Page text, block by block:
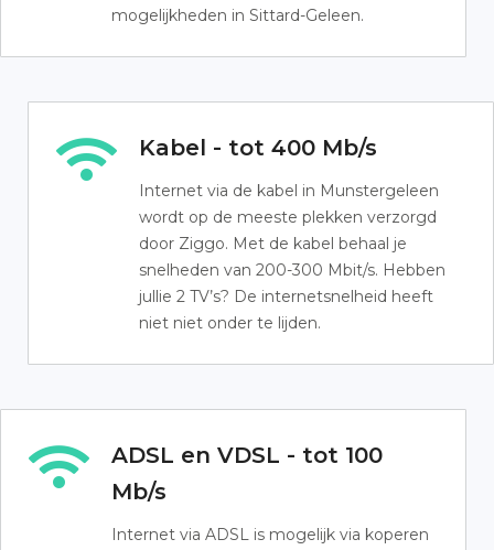
mogelijkheden in Sittard-Geleen.
Kabel - tot 400 Mb/s
Internet via de kabel in Munstergeleen
wordt op de meeste plekken verzorgd
door Ziggo. Met de kabel behaal je
snelheden van 200-300 Mbit/s. Hebben
jullie 2 TV’s? De internetsnelheid heeft
niet niet onder te lijden.
ADSL en VDSL - tot 100
Mb/s
Internet via ADSL is mogelijk via koperen